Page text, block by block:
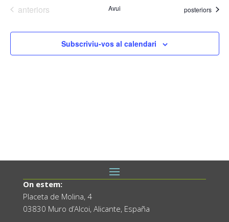
Esdeveniments
anteriors Avui Esdeveniments
posteriors
Subscriviu-vos al calendari
On estem:
Placeta de Molina, 4
03830 Muro d’Alcoi, Alicante, España